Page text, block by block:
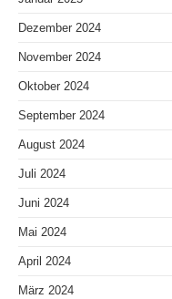
Dezember 2024
November 2024
Oktober 2024
September 2024
August 2024
Juli 2024
Juni 2024
Mai 2024
April 2024
März 2024